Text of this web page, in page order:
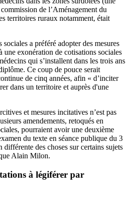
de l’Aménagement du
territoires ruraux notamment, était
a préféré adopter des mesures
une exonération de cotisations sociales
qui s’installent dans les trois ans
Ce coup de pouce serait
de cinq années, afin « d’inciter
dans un territoire et auprès d'une
et mesures incitatives n’est pas
amendements, retoqués en
pourraient avoir une deuxième
du texte en séance publique du 3
des choses sur certains sujets
Alain Milon.
à légiférer par